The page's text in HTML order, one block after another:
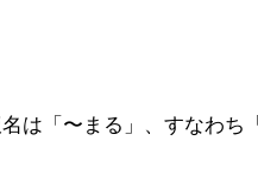
は「〜まる」、すなわち